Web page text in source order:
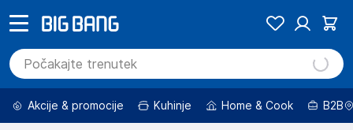
Akcije & promocije Kuhinje Home & Cook B2B